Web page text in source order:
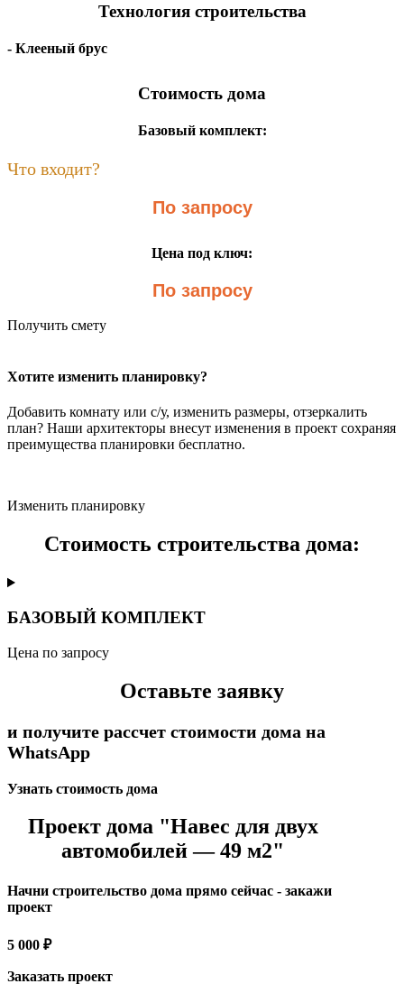
Технология строительства
- Клееный брус
Стоимость дома
Базовый комплект:
Что входит?
По запросу
Цена под ключ:
По запросу
Получить смету
Хотите изменить планировку?
Добавить комнату или с/у, изменить размеры, отзеркалить
план? Наши архитекторы внесут изменения в проект сохраняя
преимущества планировки бесплатно.
Изменить планировку
Стоимость строительства дома:
БАЗОВЫЙ КОМПЛЕКТ
Цена по запросу
Оставьте заявку
и получите рассчет стоимости дома на
WhatsApp
Узнать стоимость дома
Проект дома "Навес для двух
автомобилей — 49 м2"
Начни строительство дома прямо сейчас - закажи
проект
5 000 ₽
Заказать проект